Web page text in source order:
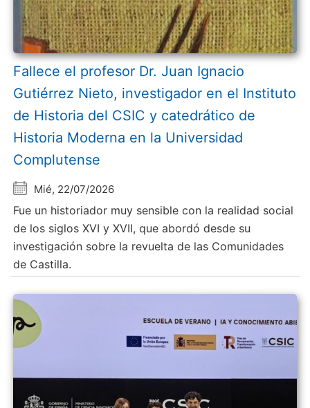
Fallece el profesor Dr. Juan Ignacio
Gutiérrez Nieto, investigador en el Instituto
de Historia del CSIC y catedrático de
Historia Moderna en la Universidad
Complutense
Mié, 22/07/2026
Fue un historiador muy sensible con la realidad social
de los siglos XVI y XVII, que abordó desde su
investigación sobre la revuelta de las Comunidades
de Castilla.